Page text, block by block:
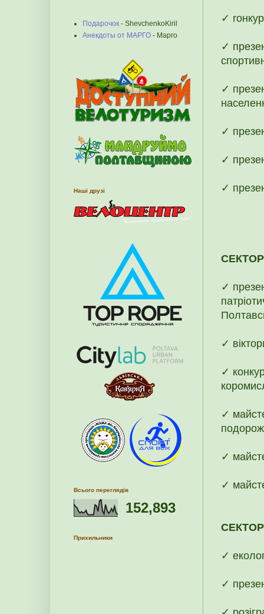
✓
✓
✓
✓
✓
✓
✓
✓
✓
✓
✓
✓
✓
✓
Подарочок - ShevchenkoKiril
Анекдоты от МАРГО - Марго
Наші друзі
Всього переглядів
152,893
Прихильники